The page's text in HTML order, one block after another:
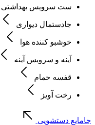
ست سرویس بهداشتی
جادستمال دیواری
خوشبو کننده هوا
آینه و سرویس آینه
قفسه حمام
رخت آویز
جامایع دستشویی